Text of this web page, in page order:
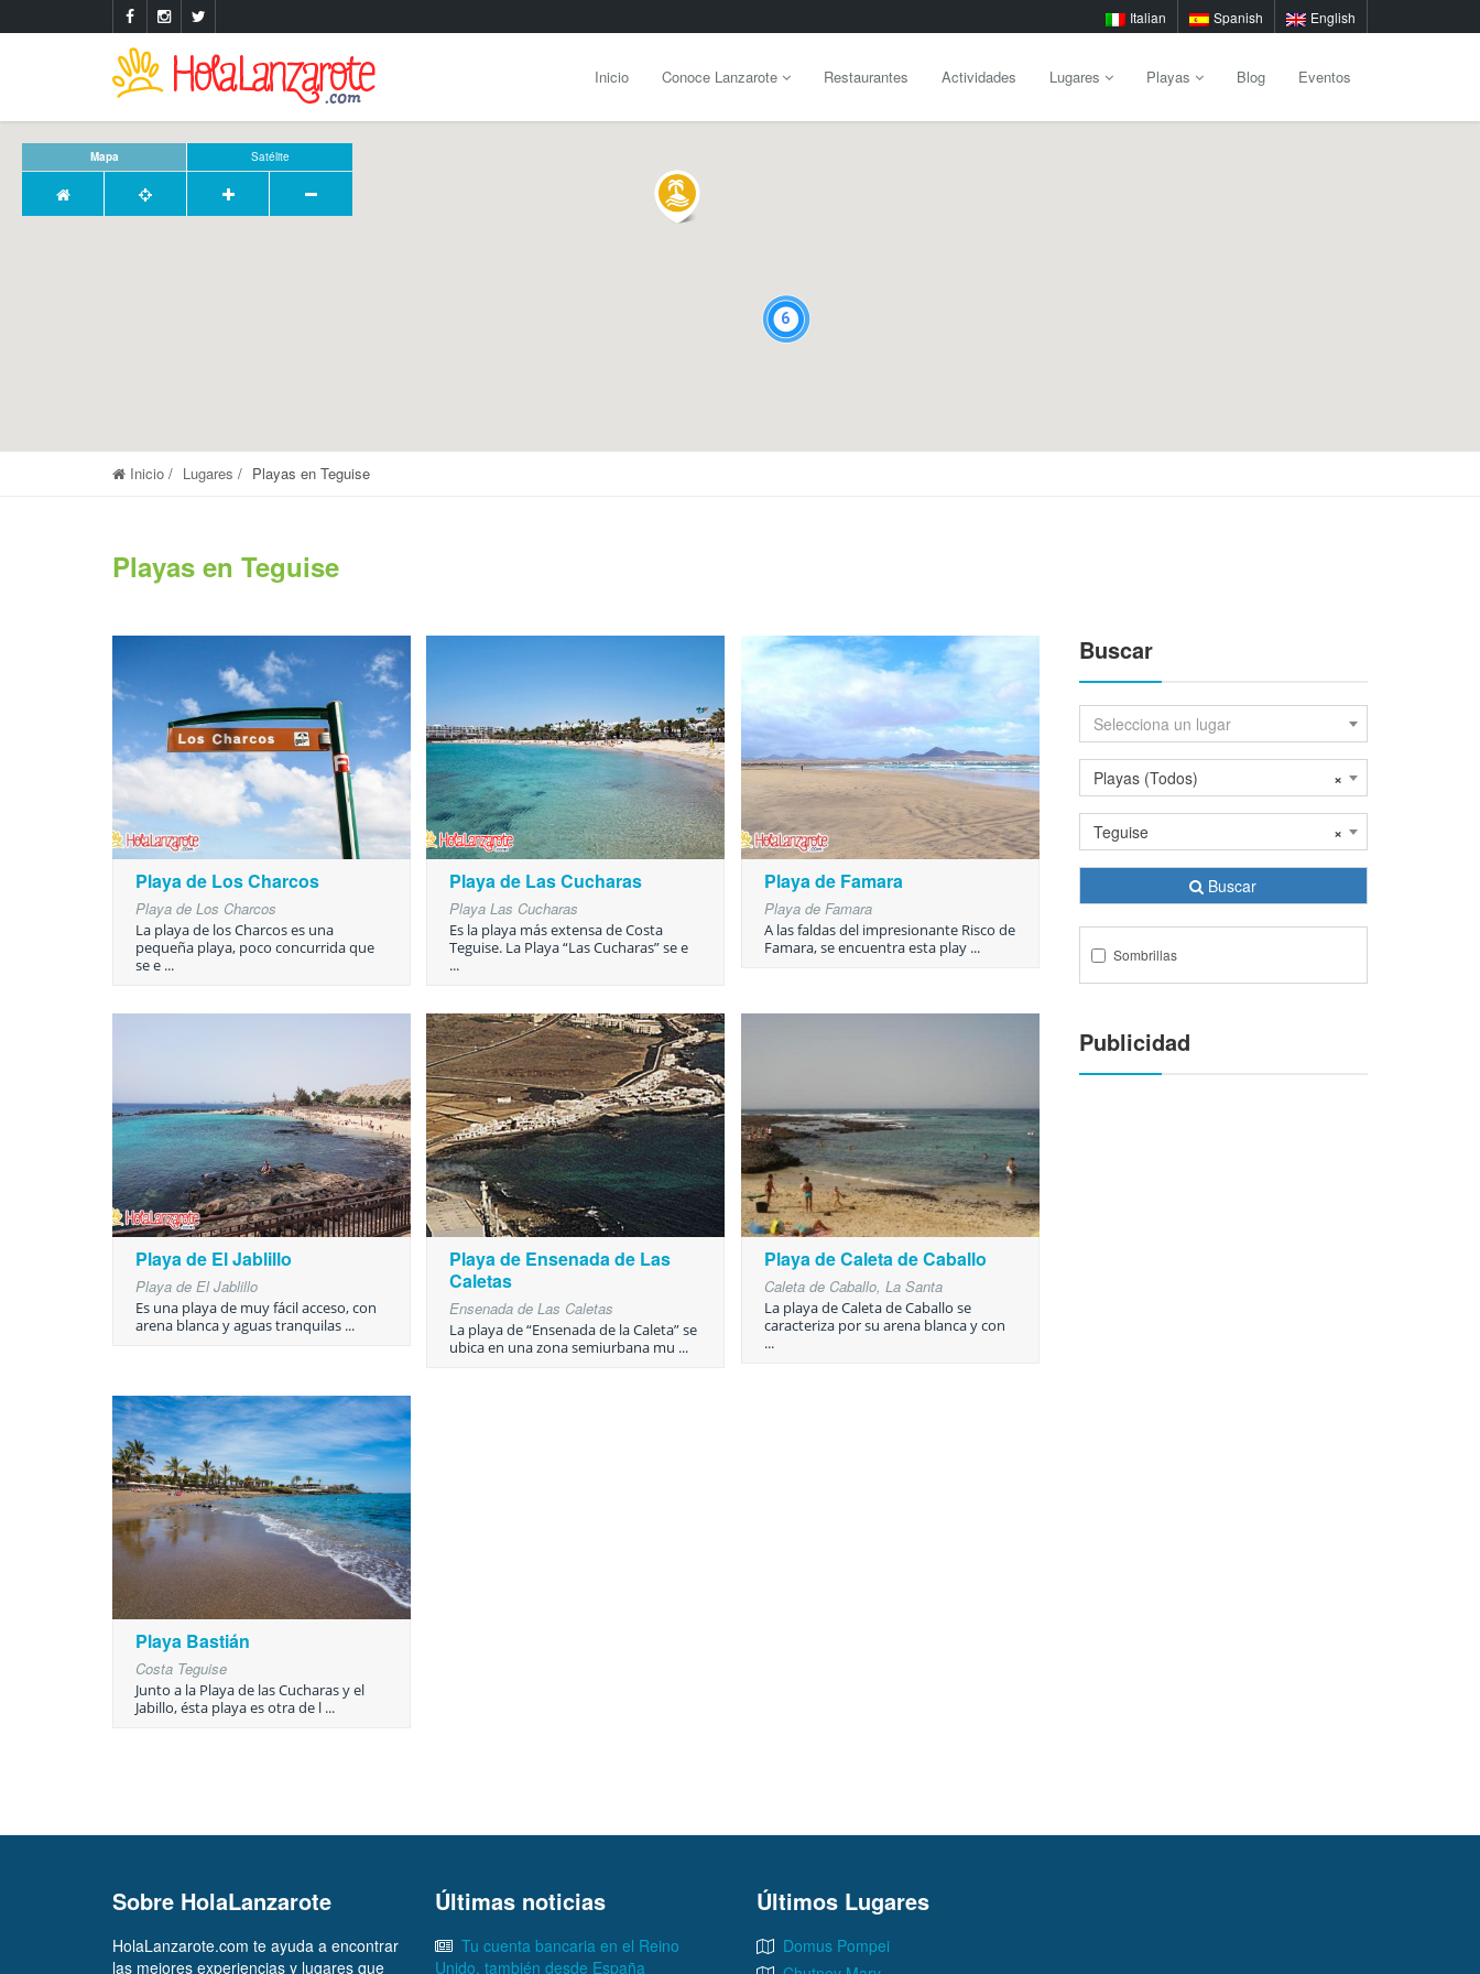
English
Spanish
Italian
Inicio Conoce Lanzarote Restaurantes Actividades Lugares Playas Blog Eventos
6
Mapa Satélite
Inicio Lugares Playas en Teguise
Playas en Teguise
Playa de Los Charcos
Playa de Los Charcos
La playa de los Charcos es una
pequeña playa, poco concurrida que
se e ...
Playa de Las Cucharas
Playa Las Cucharas
Es la playa más extensa de Costa
Teguise. La Playa “Las Cucharas” se e
...
Playa de Famara
Playa de Famara
A las faldas del impresionante Risco de
Famara, se encuentra esta play ...
Playa de El Jablillo
Playa de El Jablillo
Es una playa de muy fácil acceso, con
arena blanca y aguas tranquilas ...
Playa de Ensenada de Las
Caletas
Ensenada de Las Caletas
La playa de “Ensenada de la Caleta” se
ubica en una zona semiurbana mu ...
Playa de Caleta de Caballo
Caleta de Caballo, La Santa
La playa de Caleta de Caballo se
caracteriza por su arena blanca y con
...
Playa Bastián
Costa Teguise
Junto a la Playa de las Cucharas y el
Jabillo, ésta playa es otra de l ...
Buscar
Selecciona un lugar
×
Playas (Todos)
×
Teguise
Buscar
Sombrillas
Publicidad
Sobre HolaLanzarote
HolaLanzarote.com te ayuda a encontrar
las mejores experiencias y lugares que
Últimas noticias
Tu cuenta bancaria en el Reino
Unido, también desde España
Últimos Lugares
Domus Pompei